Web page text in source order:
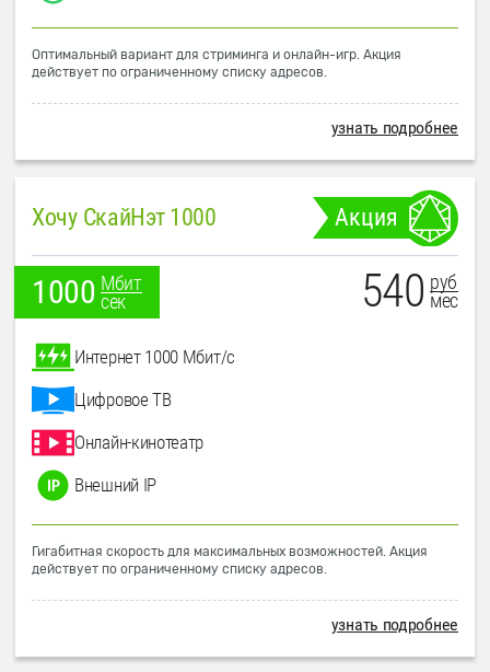
Оптимальный вариант для стриминга и онлайн-игр. Акция
действует по ограниченному списку адресов.
узнать подробнее
Хочу СкайНэт 1000 Акция
1000 Мбит
сек
540 руб
мес
Интернет 1000 Мбит/с
Цифровое ТВ
Онлайн-кинотеатр
Внешний IP
Гигабитная скорость для максимальных возможностей. Акция
действует по ограниченному списку адресов.
узнать подробнее